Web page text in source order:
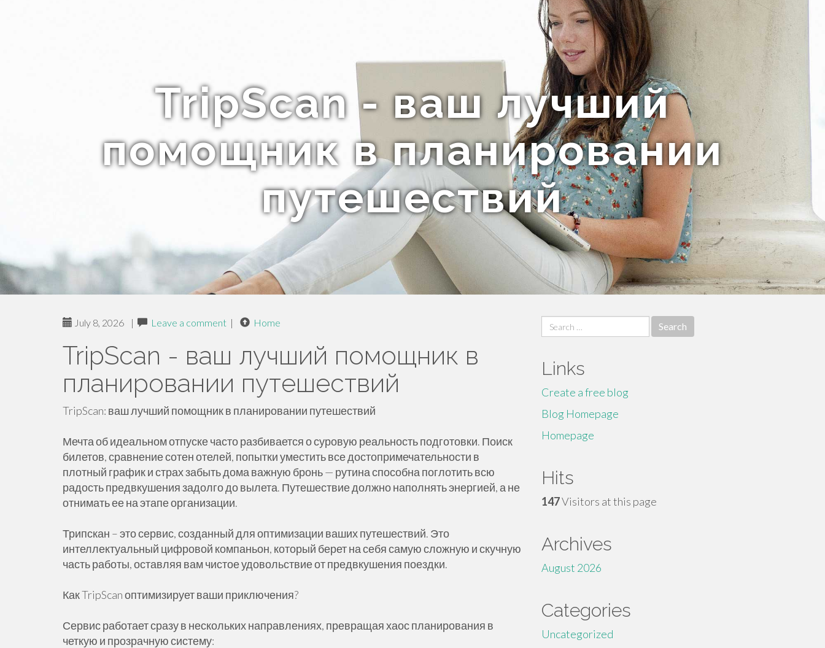
TripScan - ваш лучший
помощник в планировании
путешествий
July 8, 2026 | Leave a comment | Home
TripScan - ваш лучший помощник в
планировании путешествий
TripScan: ваш лучший помощник в планировании путешествий
Мечта об идеальном отпуске часто разбивается о суровую реальность подготовки. Поиск
билетов, сравнение сотен отелей, попытки уместить все достопримечательности в
плотный график и страх забыть дома важную бронь — рутина способна поглотить всю
радость предвкушения задолго до вылета. Путешествие должно наполнять энергией, а не
отнимать ее на этапе организации.
Трипскан – это сервис, созданный для оптимизации ваших путешествий. Это
интеллектуальный цифровой компаньон, который берет на себя самую сложную и скучную
часть работы, оставляя вам чистое удовольствие от предвкушения поездки.
Как TripScan оптимизирует ваши приключения?
Сервис работает сразу в нескольких направлениях, превращая хаос планирования в
четкую и прозрачную систему:
Search
for:
Links
Create a free blog
Blog Homepage
Homepage
Hits
147Visitors at this page
Archives
August 2026
Categories
Uncategorized